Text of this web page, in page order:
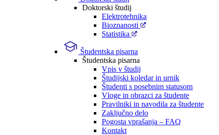
Doktorski študij
Elektrotehnika
Bioznanosti
Statistika
Študentska pisarna
Študentska pisarna
Vpis v študij
Študijski koledar in urnik
Študenti s posebnim statusom
Vloge in obrazci za študente
Pravilniki in navodila za študente
Zaključno delo
Pogosta vprašanja – FAQ
Kontakt